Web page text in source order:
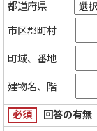
都道府県
市区郡町村
町域、番地
建物名、階
必須
回答の有無